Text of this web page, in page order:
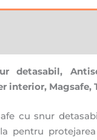
detasabil,
interior, Magsafe,
cu snur
pentru